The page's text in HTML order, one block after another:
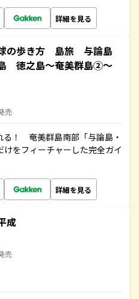
詳細を見る
の歩き方 島旅 与論島
徳之島～奄美群島②～
売
る！ 奄美群島南部「与論島・
をフィーチャーした完全ガイ
詳細を見る
成
売